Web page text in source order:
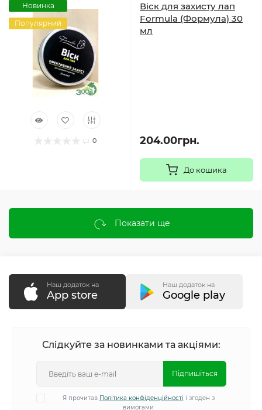
Новинка
Популярний
0
Віск для захисту лап
Formula (Формула) 30
мл
204.00грн.
До кошика
Показати ще
Наш додаток на
App store
Наш додаток на
Google play
Слідкуйте за новинками та акціями:
Підпишіться
Я прочитав Політика конфіденційності і згоден з
вимогами